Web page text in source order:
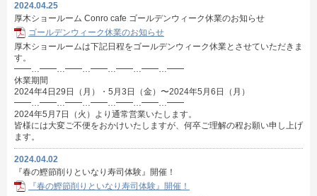
2024.04.25
厚木ショールーム Conro cafe ゴールデンウィーク休業のお知らせ
ゴールデンウィーク休業のお知らせ
厚木ショールームは下記日程をゴールデンウィーク休業とさせていただきま
す。
━━…━━…━━…━━…━━…━━…━━
休業期間
2024年4日29日（月）・5月3日（金）〜2024年5月6日（月）
━━…━━…━━…━━…━━…━━…━━
2024年5月7日（火）より通常営業いたします。
皆様には大変ご不便をおかけいたしますが、何卒ご理解の程お願い申し上げ
ます。
2024.04.02
『春の鰹節削りといなり寿司体験』開催！
『春の鰹節削りといなり寿司体験』開催！